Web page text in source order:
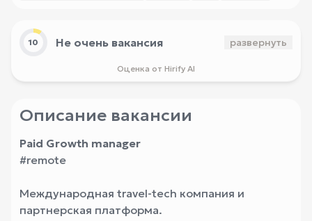
10 Не очень вакансия развернуть
Оценка от Hirify AI
Описание вакансии
Paid Growth manager
#remote
Международная travel-tech компания и
партнерская платформа.